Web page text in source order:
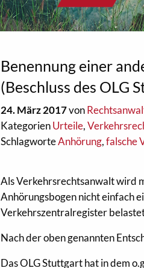
Benennung einer
(Beschluss des OLG
24. März 2017von
KategorienUrteile,
SchlagworteAnhörung,falsche
Als Verkehrsrechtsanwalt wird
Anhörungsbogen nicht einfach
Verkehrszentralregister
Nach der oben genannten
Das OLG Stuttgart hat in dem